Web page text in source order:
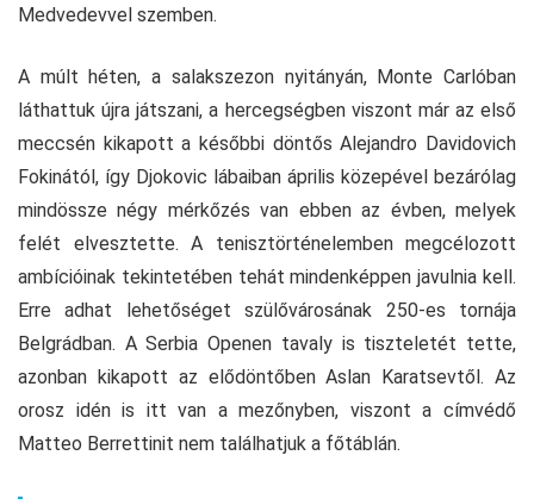
Medvedevvel szemben.
A múlt héten, a salakszezon nyitányán, Monte Carlóban
láthattuk újra játszani, a hercegségben viszont már az első
meccsén kikapott a későbbi döntős Alejandro Davidovich
Fokinától, így Djokovic lábaiban április közepével bezárólag
mindössze négy mérkőzés van ebben az évben, melyek
felét elvesztette. A tenisztörténelemben megcélozott
ambícióinak tekintetében tehát mindenképpen javulnia kell.
Erre adhat lehetőséget szülővárosának 250-es tornája
Belgrádban. A Serbia Openen tavaly is tiszteletét tette,
azonban kikapott az elődöntőben Aslan Karatsevtől. Az
orosz idén is itt van a mezőnyben, viszont a címvédő
Matteo Berrettinit nem találhatjuk a főtáblán.